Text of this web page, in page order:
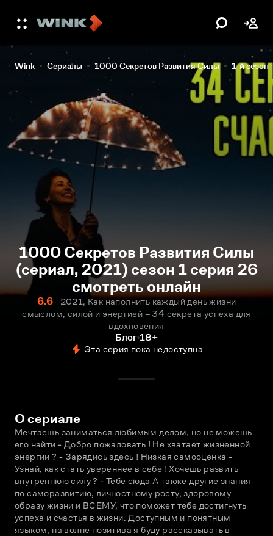
Wink Сериалы 1000 Секретов Развития Силы 1-й сезон
1000 Секретов Развития Силы
(сериал, 2021) сезон 1 серия 26
смотреть онлайн
6.6
2021, Как наполнить каждый день жизни
смыслом, силой и энергией – 34 секрета успеха для
вдохновения
Блог 18+
Эта серия пока недоступна
О сериале
Мечтаешь заниматься любимым делом, но не можешь
его найти - Добро пожаловать ! Не хватает жизненной
энергии ? - Зарядись здесь ! Низкая самооценка -
Узнай, как стать увереннее в себе ! Хочешь развить
внутреннюю силу ? - Тебе сюда А также другие знания
по саморазвитию, личностному росту, здоровому
образу жизни и ВСЕМУ, что поможет тебе достигнуть
успеха и счастья в жизни. Доступным и понятным
языком, на волне позитива я буду рассказывать в